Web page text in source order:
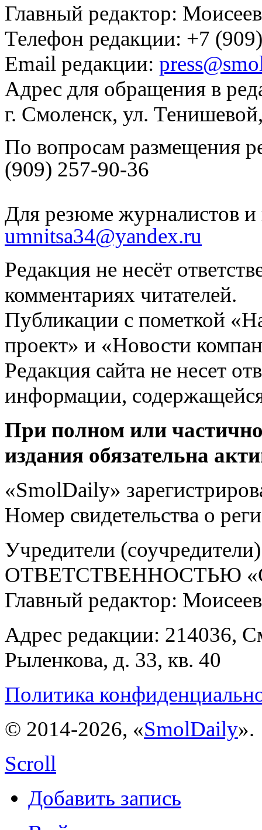
Главный редактор:
Телефон редакции: +7
Email редакции:
Адрес для обращения в
г. Смоленск, ул.
По вопросам размещения
(909) 257-90-36
Для резюме журналистов и
umnitsa34@yandex.ru
Редакция не несёт
комментариях читателей.
Публикации с пометкой
проект» и «Новости
Редакция сайта не несет
информации,
При полном или
издания обязательна
«SmolDaily»
Номер свидетельства о
Учредители
ОТВЕТСТВЕННОСТЬЮ
Главный редактор:
Адрес редакции: 214036,
Рыленкова, д. 33, кв. 40
Политика
© 2014-2026, «SmolDaily».
Scroll
Добавить запись